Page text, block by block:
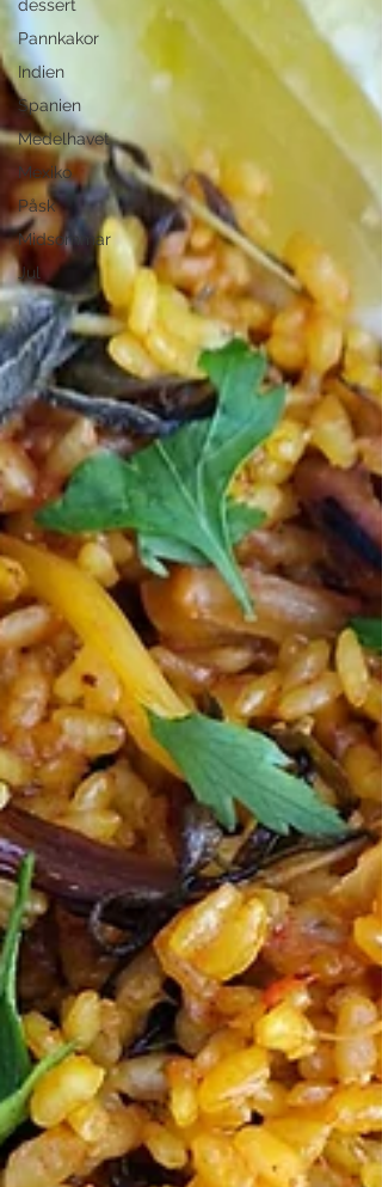
dessert
Pannkakor
Indien
Spanien
Medelhavet
Mexiko
Påsk
Midsommar
Jul